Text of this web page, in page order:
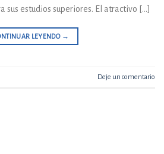
sus estudios superiores. El atractivo […]
LEYENDO →
Deje un comentario